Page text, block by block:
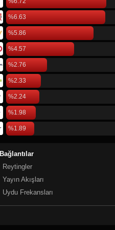
%6.63
%5.86
%4.57
%2.76
%2.33
%2.24
%1.98
%1.89
Bağlantılar
Reytingler
Yayın Akışları
Uydu Frekansları